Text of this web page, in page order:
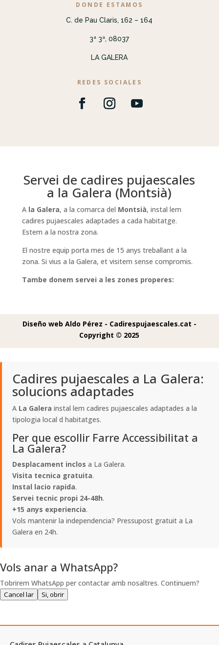
DONDE ESTAMOS
C. de Pau Claris, 162 – 164
3ª 3ª, 08037
LA GALERA
REDES SOCIALES
Servei de cadires pujaescales
a la Galera (Montsià)
A la Galera, a la comarca del Montsià, instal lem
cadires pujaescales adaptades a cada habitatge.
Estem a la nostra zona.
El nostre equip porta mes de 15 anys treballant a la
zona. Si vius a la Galera, et visitem sense compromis.
Tambe donem servei a les zones properes:
Diseño web Aldo Pérez - Cadirespujaescales.cat -
Copyright © 2025
Cadires pujaescales a La Galera:
solucions adaptades
A La Galera instal lem cadires pujaescales adaptades a la
tipologia local d habitatges.
Per que escollir Farre Accessibilitat a
La Galera?
Desplacament inclos a La Galera.
Visita tecnica gratuita.
Instal lacio rapida.
Servei tecnic propi 24-48h.
+15 anys experiencia.
Vols mantenir la independencia? Pressupost gratuit a La
Galera en 24h.
Vols anar a WhatsApp?
Tobrirem WhatsApp per contactar amb nosaltres. Continuem?
Cancel lar Si, obrir